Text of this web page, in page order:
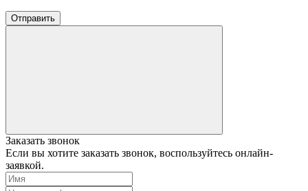
Отправить
Заказать звонок
Если вы хотите заказать звонок, воспользуйтесь онлайн-
заявкой.